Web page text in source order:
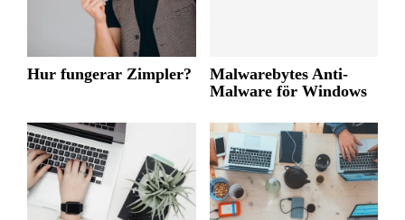
Hur fungerar Zimpler?
Malwarebytes Anti-
Malware för Windows